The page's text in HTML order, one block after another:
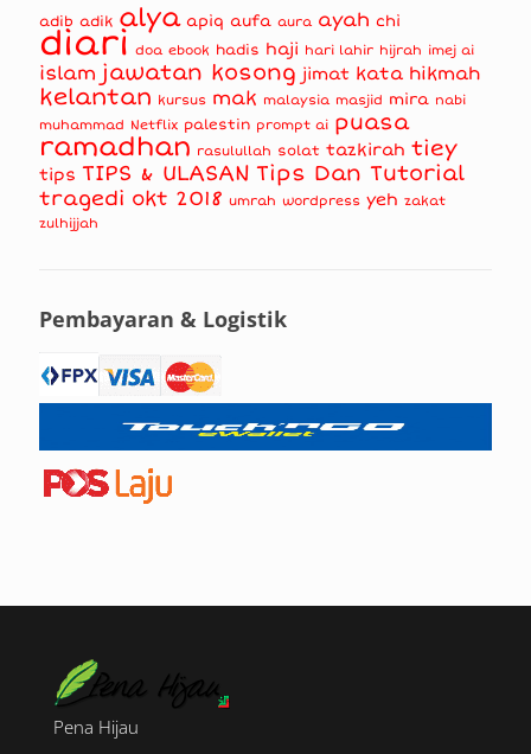
adib adik alya apiq aufa aura ayah chi
diari doa ebook hadis haji hari lahir hijrah imej ai
islam jawatan kosong jimat kata hikmah
kelantan kursus mak malaysia masjid mira nabi
muhammad Netflix palestin prompt ai puasa
ramadhan rasulullah solat tazkirah tiey
tips TIPS & ULASAN Tips Dan Tutorial
tragedi okt 2018 umrah wordpress yeh zakat
zulhijjah
Pembayaran & Logistik
Pena Hijau